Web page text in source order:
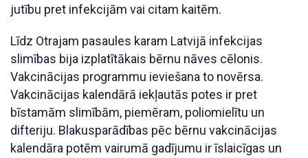
jutību pret infekcijām vai citam kaitēm.
Līdz Otrajam pasaules karam Latvijā infekcijas
slimības bija izplatītākais bērnu nāves cēlonis.
Vakcinācijas programmu ieviešana to novērsa.
Vakcinācijas kalendārā iekļautās potes ir pret
bīstamām slimībām, piemēram, poliomielītu un
difteriju. Blakusparādības pēc bērnu vakcinācijas
kalendāra potēm vairumā gadījumu ir īslaicīgas un